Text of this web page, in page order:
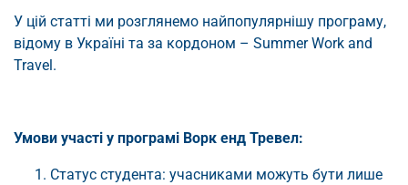
У цій статті ми розглянемо найпопулярнішу програму,
відому в Україні та за кордоном – Summer Work and
Travel.
Умови участі у програмі Ворк енд Тревел:
Статус студента: учасниками можуть бути лише